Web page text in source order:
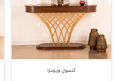
کنسول ویچنزا